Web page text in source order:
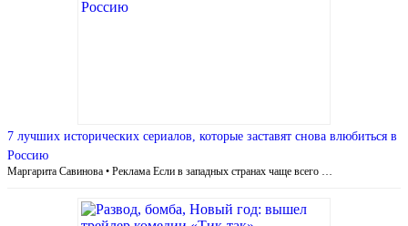
7 лучших исторических сериалов, которые заставят снова влюбиться в
Россию
Маргарита Савинова • Реклама Если в западных странах чаще всего …